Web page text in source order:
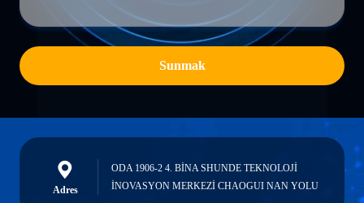
Sunmak
Adres
ODA 1906-2 4. BİNA SHUNDE TEKNOLOJİ
İNOVASYON MERKEZİ CHAOGUI NAN YOLU